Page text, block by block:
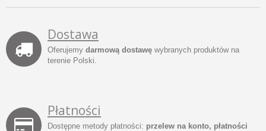
Dostawa
Oferujemy darmową dostawę wybranych produktów na
terenie Polski.
Płatności
Dostępne metody płatności: przelew na konto, płatności